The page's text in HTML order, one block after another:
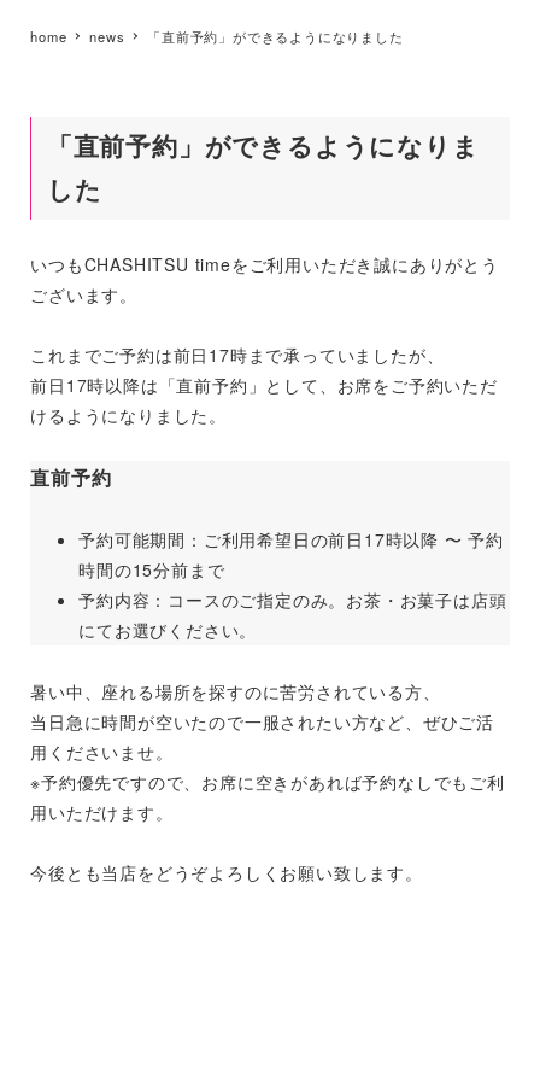
home news 「直前予約」ができるようになりました
「直前予約」ができるようになりま
した
いつもCHASHITSU timeをご利用いただき誠にありがとう
ございます。
これまでご予約は前日17時まで承っていましたが、
前日17時以降は「直前予約」として、お席をご予約いただ
けるようになりました。
直前予約
予約可能期間：ご利用希望日の前日17時以降 〜 予約
時間の15分前まで
予約内容：コースのご指定のみ。お茶・お菓子は店頭
にてお選びください。
暑い中、座れる場所を探すのに苦労されている方、
当日急に時間が空いたので一服されたい方など、ぜひご活
用くださいませ。
※予約優先ですので、お席に空きがあれば予約なしでもご利
用いただけます。
今後とも当店をどうぞよろしくお願い致します。